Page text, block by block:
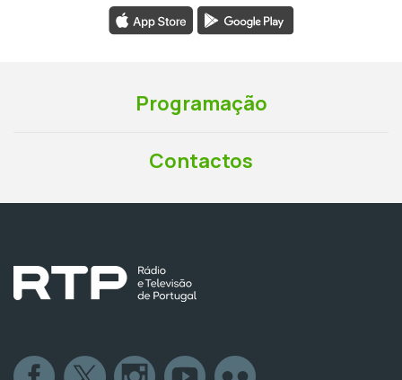
Programação
Contactos